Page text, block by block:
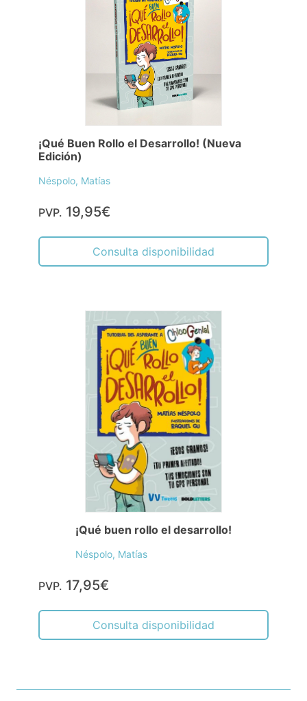
¡Qué Buen Rollo el Desarrollo! (Nueva
Edición)
Néspolo, Matías
PVP. 19,95€
Consulta disponibilidad
¡Qué buen rollo el desarrollo!
Néspolo, Matías
PVP. 17,95€
Consulta disponibilidad